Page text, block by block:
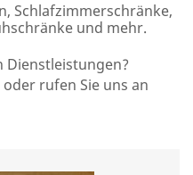
Schlafzimmerschränke,
und mehr.
Dienstleistungen?
oder rufen Sie uns an